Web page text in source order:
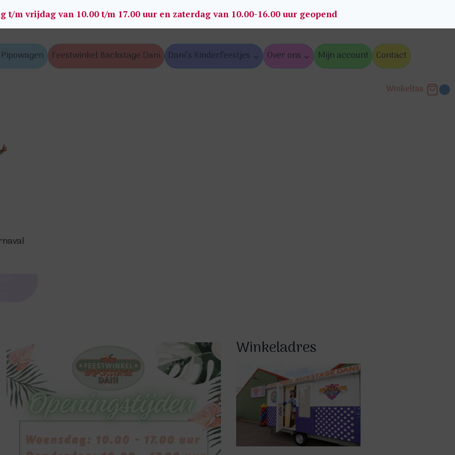
t/m vrijdag van 10.00 t/m 17.00 uur en zaterdag van 10.00-16.00 uur geopend
Pipowagen Feestwinkel Backstage Dani Dani’s Kinderfeestjes Over ons Mijn account Contact
Winkeltas
Winkeladres